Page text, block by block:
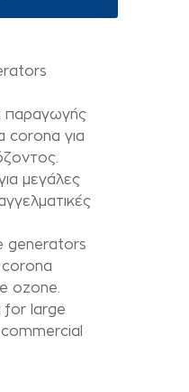
παραγωγής
corona για
µεγάλες
generators
ozone.
for large